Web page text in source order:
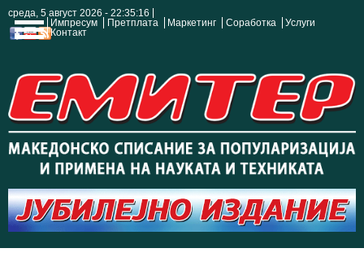
среда, 5 август 2026 - 22:35:16
Импресум
Претплата Маркетинг Соработка
Услуги
Контакт